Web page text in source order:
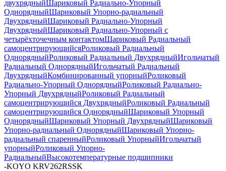
двухрядныйШариковый Радиально-Упорный
ОднорядныйШариковый Упорно-радиальный
ДвухрядныйШариковый Радиально-Упорный
ДвухрядныйШариковый Радиально-Упорный с
четырёхточечным контактомШариковый Радиальный
самоцентрирующийсяРоликовый Радиальный
ОднорядныйРоликовый Радиальный ДвухрядныйИгольчатый
Радиальный ОднорядныйИгольчатый Радиальный
ДвухрядныйКомбинированный упорныйРоликовый
Радиально-Упорный ОднорядныйРоликовый Радиально-
Упорный ДвухрядныйРоликовый Радиальный
самоцентрирующийся ДвухрядныйРоликовый Радиальный
самоцентрирующийся ОднорядныйШариковый Упорный
ОднорядныйШариковый Упорный ДвухрядныйШариковый
Упорно-радиальный ОднорядныйШариковый Упорно-
радиальный спаренныйРоликовый УпорныйИгольчатый
упорныйРоликовый Упорно-
РадиальныйВысокотемпературные подшипники
-KOYO KRV262RSSK